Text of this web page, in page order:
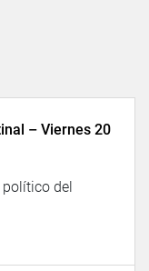
– Viernes 20
del